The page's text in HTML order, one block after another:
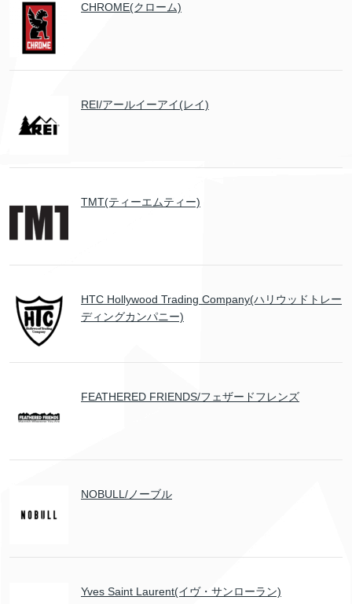
CHROME(クローム)
REI/アールイーアイ(レイ)
TMT(ティーエムティー)
HTC Hollywood Trading Company(ハリウッドトレー
ディングカンパニー)
FEATHERED FRIENDS/フェザードフレンズ
NOBULL/ノーブル
Yves Saint Laurent(イヴ・サンローラン)